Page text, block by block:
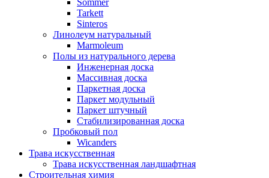
Tarkett
Sinteros
Линолеум натуральный
Marmoleum
Полы из натурального дерева
Инженерная доска
Массивная доска
Паркетная доска
Паркет модульный
Паркет штучный
Стабилизированная доска
Пробковый пол
Wicanders
Трава искусственная
Трава искусственная ландшафтная
Строительная химия